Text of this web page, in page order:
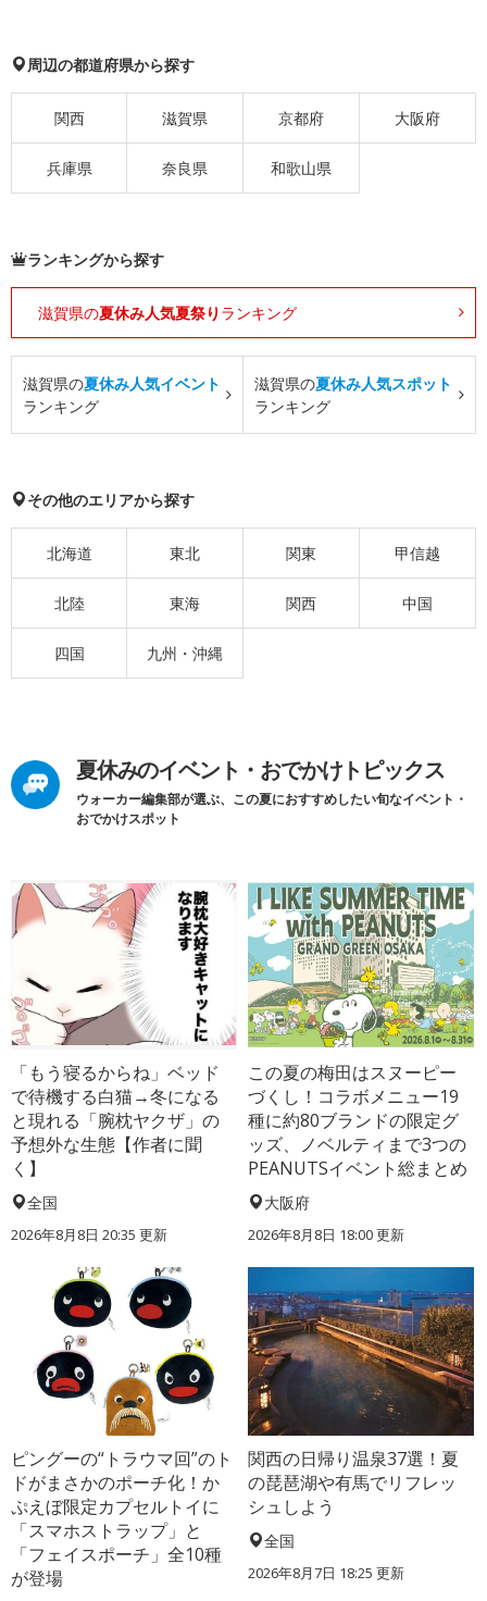
周辺の都道府県から探す
関西 滋賀県 京都府 大阪府
兵庫県 奈良県 和歌山県
ランキングから探す
滋賀県の夏休み人気夏祭り ランキング
滋賀県の夏休み人気イベント
ランキング
滋賀県の夏休み人気スポット
ランキング
その他のエリアから探す
北海道 東北 関東 甲信越
北陸 東海 関西 中国
四国 九州・沖縄
夏休みのイベント・おでかけトピックス
ウォーカー編集部が選ぶ、この夏におすすめしたい旬なイベント・
おでかけスポット
「もう寝るからね」ベッド
で待機する白猫→冬になる
と現れる「腕枕ヤクザ」の
予想外な生態【作者に聞
く】
全国
2026年8月8日 20:35 更新
この夏の梅田はスヌーピー
づくし！コラボメニュー19
種に約80ブランドの限定グ
ッズ、ノベルティまで3つの
PEANUTSイベント総まとめ
大阪府
2026年8月8日 18:00更新
ピングーの“トラウマ回”のト
ドがまさかのポーチ化！か
ぷえぼ限定カプセルトイに
「スマホストラップ」と
「フェイスポーチ」全10種
が登場
関西の日帰り温泉37選！夏
の琵琶湖や有馬でリフレッ
シュしよう
全国
2026年8月7日 18:25 更新